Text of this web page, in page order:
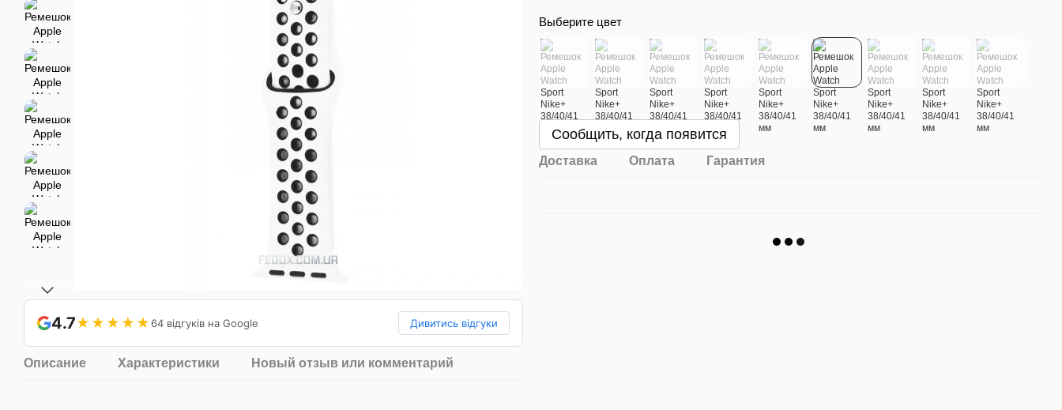
4.7★★★★★64 відгуків на Google Дивитись відгуки
Описание Характеристики Новый отзыв или комментарий
Выберите цвет
Сообщить, когда появится
Доставка Оплата Гарантия